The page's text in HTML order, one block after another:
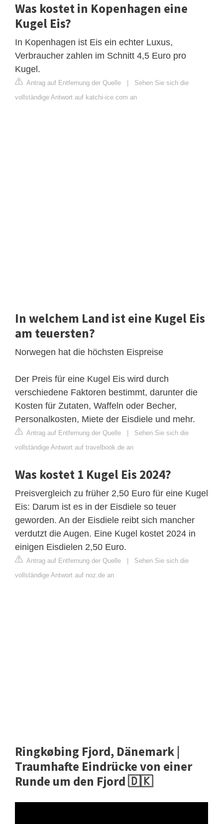
Was kostet in Kopenhagen eine
Kugel Eis?
In Kopenhagen ist Eis ein echter Luxus,
Verbraucher zahlen im Schnitt 4,5 Euro pro
Kugel.
Antrag auf Entfernung der Quelle
Sehen Sie sich die
vollständige Antwort auf katchi-ice.com an
In welchem Land ist eine Kugel Eis
am teuersten?
Norwegen hat die höchsten Eispreise
Der Preis für eine Kugel Eis wird durch
verschiedene Faktoren bestimmt, darunter die
Kosten für Zutaten, Waffeln oder Becher,
Personalkosten, Miete der Eisdiele und mehr.
Antrag auf Entfernung der Quelle
Sehen Sie sich die
vollständige Antwort auf travelbook.de an
Was kostet 1 Kugel Eis 2024?
Preisvergleich zu früher 2,50 Euro für eine Kugel
Eis: Darum ist es in der Eisdiele so teuer
geworden. An der Eisdiele reibt sich mancher
verdutzt die Augen. Eine Kugel kostet 2024 in
einigen Eisdielen 2,50 Euro.
Antrag auf Entfernung der Quelle
Sehen Sie sich die
vollständige Antwort auf noz.de an
Ringkøbing Fjord, Dänemark |
Traumhafte Eindrücke von einer
Runde um den Fjord 🇩🇰